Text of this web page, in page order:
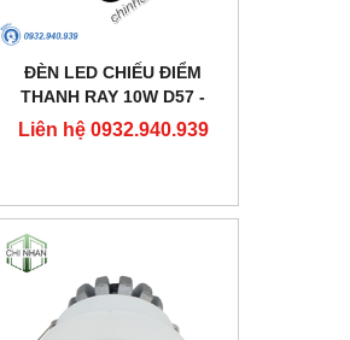
ĐÈN LED CHIẾU ĐIỂM
THANH RAY 10W D57 -
DIA1101 - DUHAL
Liên hệ 0932.940.939